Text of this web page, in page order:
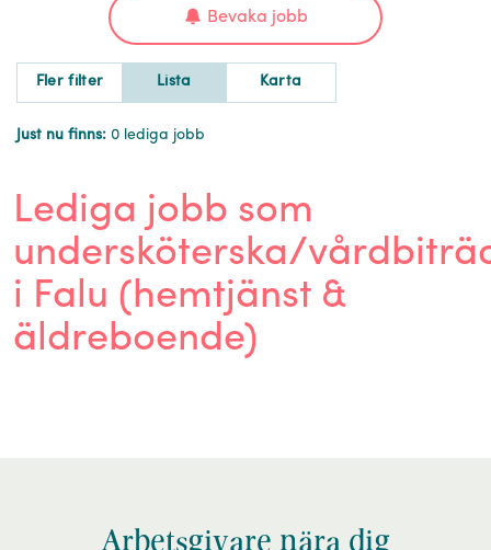
Bevaka jobb
Fler filter Lista Karta
Just nu finns: 0 lediga jobb
Lediga jobb som
undersköterska/
i Falu (hemtjänst &
äldreboende)
Arbetsgivare nära dig